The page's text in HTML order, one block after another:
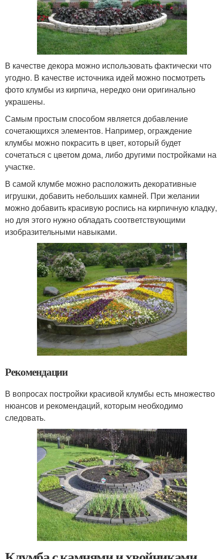
В качестве декора можно использовать фактически что
угодно. В качестве источника идей можно посмотреть
фото клумбы из кирпича, нередко они оригинально
украшены.
Самым простым способом является добавление
сочетающихся элементов. Например, ограждение
клумбы можно покрасить в цвет, который будет
сочетаться с цветом дома, либо другими постройками на
участке.
В самой клумбе можно расположить декоративные
игрушки, добавить небольших камней. При желании
можно добавить красивую роспись на кирпичную кладку,
но для этого нужно обладать соответствующими
изобразительными навыками.
Рекомендации
В вопросах постройки красивой клумбы есть множество
нюансов и рекомендаций, которым необходимо
следовать.